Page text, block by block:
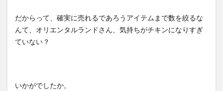
だからって、確実に売れるであろうアイテムまで数を絞るな
んて、オリエンタルランドさん、気持ちがチキンになりすぎ
ていない？
いかがでしたか。